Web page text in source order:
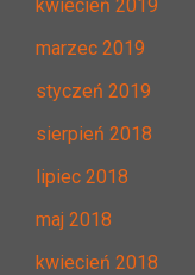
kwiecień 2019
marzec 2019
styczeń 2019
sierpień 2018
lipiec 2018
maj 2018
kwiecień 2018